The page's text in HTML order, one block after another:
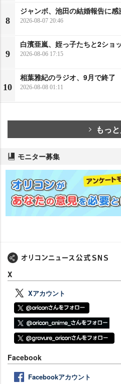
8
ジャンボ、池田の結婚報告に感
2026-08-07 20:46
9
白濱亜嵐、姪っ子たちと2ショ
2026-08-06 17:15
10
相葉雅紀のラジオ、9月で終了
2026-08-08 01:11
もっ
モニター募集
X
Xアカウント
Facebook
Facebookアカウント